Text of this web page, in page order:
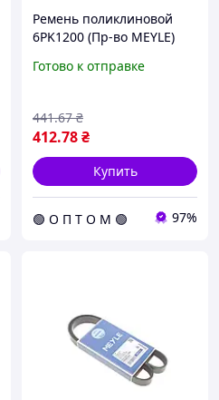
Ремень поликлиновой
6PK1200 (Пр-во MEYLE)
Готово к отправке
412.78₴
441.67 ₴
Купить
🟢 О П Т О М 🟢 97%